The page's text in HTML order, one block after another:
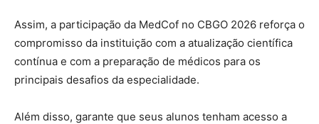
Assim, a participação da MedCof no CBGO 2026 reforça o
compromisso da instituição com a atualização científica
contínua e com a preparação de médicos para os
principais desafios da especialidade.
Além disso, garante que seus alunos tenham acesso a